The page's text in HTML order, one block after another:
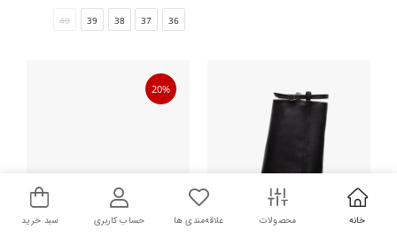
36
37
38
39
40
20%
خانه محصولات علاقه‌مندی ها حساب کاربری سبد خرید